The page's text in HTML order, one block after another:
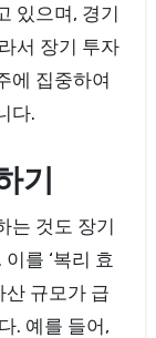
있으며, 경기
서 장기 투자
에 집중하여
다.
기
는 것도 장기
를 ‘복리 효
산 규모가 급
. 예를 들어,